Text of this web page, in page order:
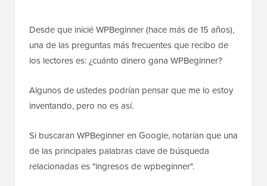
Desde que inicié WPBeginner (hace más de 15 años),
una de las preguntas más frecuentes que recibo de
los lectores es: ¿cuánto dinero gana WPBeginner?
Algunos de ustedes podrían pensar que me lo estoy
inventando, pero no es así.
Si buscaran WPBeginner en Google, notarían que una
de las principales palabras clave de búsqueda
relacionadas es "ingresos de wpbeginner".